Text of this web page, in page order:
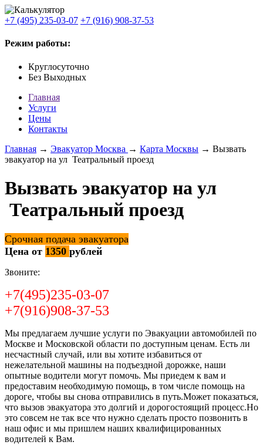
+7 (495) 235-03-07 +7 (916) 908-37-53
Режим работы:
Круглосуточно
Без Выходных
Главная
Услуги
Цены
Контакты
Главная → Эвакуатор Москва → Карта Москвы → Вызвать
эвакуатор на ул Театральный проезд
Вызвать эвакуатор на ул
Театральный проезд
Срочная подача эвакуатора
Цена от 1350 рублей
Звоните:
+7(495)235-03-07
+7(916)908-37-53
Мы предлагаем лучшие услуги по Эвакуации автомобилей по
Москве и Московской области по доступным ценам. Есть ли
несчастный случай, или вы хотите избавиться от
нежелательной машины на подъездной дорожке, наши
опытные водители могут помочь. Мы приедем к вам и
предоставим необходимую помощь, в том числе помощь на
дороге, чтобы вы снова отправились в путь.Может показаться,
что вызов эвакуатора это долгий и дорогостоящий процесс.Но
это совсем не так все что нужно сделать просто позвонить в
наш офис и мы пришлем наших квалифицированных
водителей к Вам.